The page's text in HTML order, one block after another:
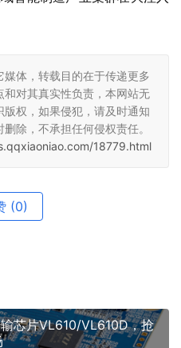
体，转载目的在于传递更多
对其真实性负责，本网站无
权，如果侵犯，请及时通知
除，不承担任何侵权责任。
18779.html
(0)
芯片VL610/VL610D，抢